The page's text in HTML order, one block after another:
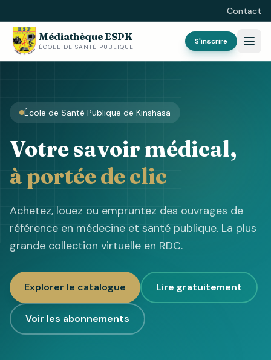
Contact
Médiathèque ESPK
ÉCOLE DE SANTÉ PUBLIQUE
S'inscrire
École de Santé Publique de Kinshasa
Votre savoir médical,
à portée de clic
Achetez, louez ou empruntez des ouvrages de
référence en médecine et santé publique. La plus
grande collection virtuelle en RDC.
Explorer le catalogue Lire gratuitement
Voir les abonnements